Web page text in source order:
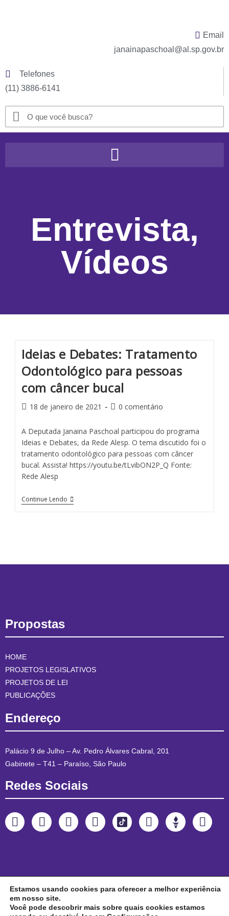
Email
janainapaschoal@al.sp.gov.br
Telefones
(11) 3886-6141
Entrevista,
Vídeos
Ideias e Debates: Tratamento
Odontológico para pessoas
com câncer bucal
18 de janeiro de 2021 0 comentário
A Deputada Janaina Paschoal participou do programa
Ideias e Debates, da Rede Alesp. O tema discutido foi o
tratamento odontológico para pessoas com câncer
bucal. Assista! https://youtu.be/tLvibON2P_Q Fonte:
Rede Alesp
Continue Lendo
Propostas
HOME
PROJETOS LEGISLATIVOS
PROJETOS DE LEI
PUBLICAÇÕES
Endereço
Palácio 9 de Julho – Av. Pedro Álvares Cabral, 201
Gabinete – T41 – Paraíso, São Paulo
Redes Sociais
Estamos usando cookies para oferecer a melhor experiência
em nosso site.
Você pode descobrir mais sobre quais cookies estamos